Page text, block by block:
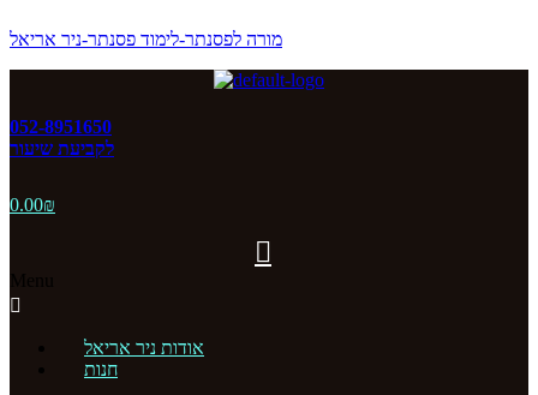
מורה לפסנתר-לימוד פסנתר-ניר אריאל
052-8951650
לקביעת שיעור
0.00₪
אודות ניר אריאל
חנות